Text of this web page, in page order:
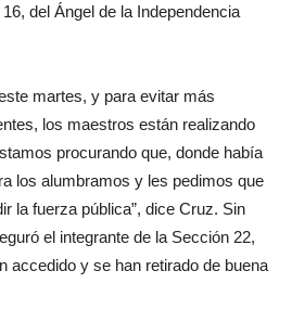
del Ángel de la Independencia
martes, y para evitar más
los maestros están realizando
procurando que, donde había
los alumbramos y les pedimos que
la fuerza pública”, dice Cruz. Sin
el integrante de la Sección 22,
accedido y se han retirado de buena